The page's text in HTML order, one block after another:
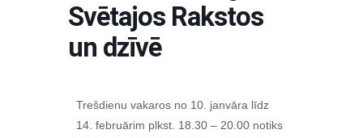
Svētajos Rakstos
un dzīvē
Trešdienu vakaros no 10. janvāra līdz
14. februārim plkst. 18.30 – 20.00 notiks